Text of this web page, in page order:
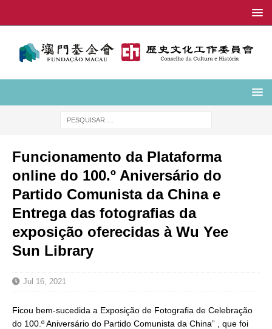
Funcionamento da Plataforma
online do 100.º Aniversário do
Partido Comunista da China e
Entrega das fotografias da
exposição oferecidas à Wu Yee
Sun Library
Jul 16, 2021
Ficou bem-sucedida a Exposição de Fotografia de Celebração
do 100.º Aniversário do Partido Comunista da China” , que foi